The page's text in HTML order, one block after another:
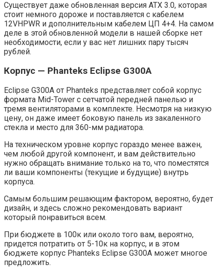
Существует даже обновленная версия ATX 3.0, которая
стоит немного дороже и поставляется с кабелем
12VHPWR и дополнительным кабелем ЦП 4+4. На самом
деле в этой обновленной модели в нашей сборке нет
необходимости, если у вас нет лишних пару тысяч
рублей.
Корпус — Phanteks Eclipse G300A
Eclipse G300A от Phanteks представляет собой корпус
формата Mid-Tower с сетчатой ​​передней панелью и
тремя вентиляторами в комплекте. Несмотря на низкую
цену, он даже имеет боковую панель из закаленного
стекла и место для 360-мм радиатора.
На техническом уровне корпус гораздо менее важен,
чем любой другой компонент, и вам действительно
нужно обращать внимание только на то, что поместятся
ли ваши компоненты (текущие и будущие) внутрь
корпуса.
Самым большим решающим фактором, вероятно, будет
дизайн, и здесь сложно рекомендовать вариант
который понравиться всем.
При бюджете в 100к или около того вам, вероятно,
придется потратить от 5-10к на корпус, и в этом
бюджете корпус Phanteks Eclipse G300A может многое
предложить.